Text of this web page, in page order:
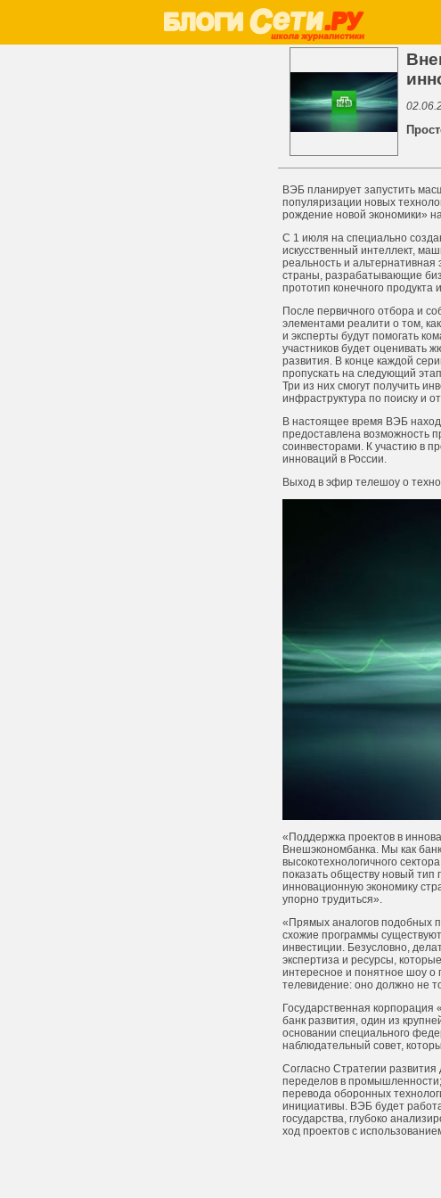
ВЭБ планирует запустить
популяризации новых
рождение новой экономики»
С 1 июля на специально
искусственный интеллект,
реальность и альтернативная
страны, разрабатывающие
прототип конечного
После первичного отбора и
элементами реалити о том,
и эксперты будут помогать
участников будет оценивать
развития. В конце каждой
пропускать на следующий
Три из них смогут получить
инфраструктура по поиску и
В настоящее время ВЭБ
предоставлена возможность
соинвесторами. К участию в
инноваций в России.
Выход в эфир телешоу о
«Поддержка проектов в
Внешэкономбанка. Мы как
высокотехнологичного
показать обществу новый
инновационную экономику
упорно трудиться».
«Прямых аналогов подобных
схожие программы
инвестиции. Безусловно,
экспертиза и ресурсы,
интересное и понятное шоу о
телевидение: оно должно не
Государственная
банк развития, один из
основании специального
наблюдательный совет,
Согласно Стратегии
переделов в промышленности;
перевода оборонных
инициативы. ВЭБ будет
государства, глубоко
ход проектов с